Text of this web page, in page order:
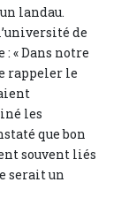
landau.
de
« Dans notre
rappeler le
les
que bon
souvent liés
serait un